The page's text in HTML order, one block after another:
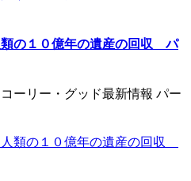
の１０億年の遺産の回収 パ
ーリー・グッド最新情報 パー